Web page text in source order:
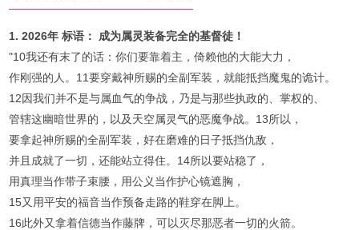
1. 2026年 标语： 成为属灵装备完全的基督徒！
"10我还有末了的话：你们要靠着主，倚赖他的大能大力，
作刚强的人。11要穿戴神所赐的全副军装，就能抵挡魔鬼的诡计。
12因我们并不是与属血气的争战，乃是与那些执政的、掌权的、
管辖这幽暗世界的，以及天空属灵气的恶魔争战。13所以，
要拿起神所赐的全副军装，好在磨难的日子抵挡仇敌，
并且成就了一切，还能站立得住。14所以要站稳了，
用真理当作带子束腰，用公义当作护心镜遮胸，
15又用平安的福音当作预备走路的鞋穿在脚上。
16此外又拿着信德当作藤牌，可以灭尽那恶者一切的火箭。